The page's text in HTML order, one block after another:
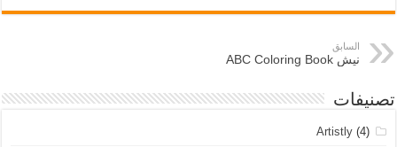
السابق
نيش ABC Coloring Book
تصنيفات
Artistly(4)